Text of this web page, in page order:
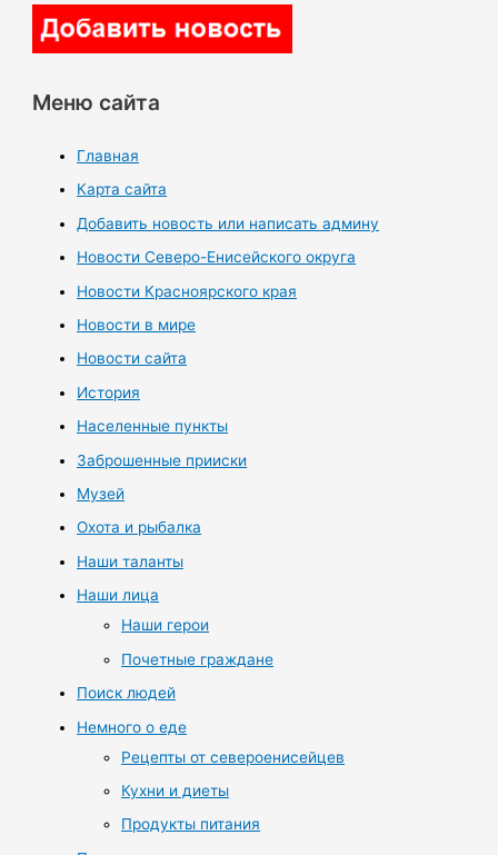
Меню сайта
Главная
Карта сайта
Добавить новость или написать админу
Новости Северо-Енисейского округа
Новости Красноярского края
Новости в мире
Новости сайта
История
Населенные пункты
Заброшенные прииски
Музей
Охота и рыбалка
Наши таланты
Наши лица
Наши герои
Почетные граждане
Поиск людей
Немного о еде
Рецепты от североенисейцев
Кухни и диеты
Продукты питания